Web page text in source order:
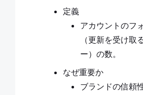
定義
アカウントのフ
（更新を受け取
ー）の数。
なぜ重要か
ブランドの信頼